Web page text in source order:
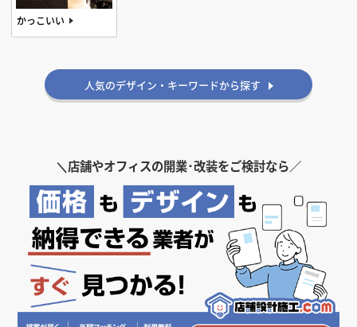
かっこいい
人気のデザイン・キーワードから探す
＼店舗やオフィスの開業･改装をご検討なら／